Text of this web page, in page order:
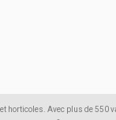
Avec plus de